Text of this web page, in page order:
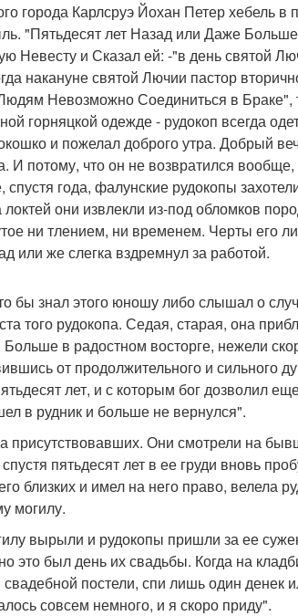
города Карлсруэ Йохан Петер хебель в
"Пятьдесят лет Назад или Даже
и Сказал ей: -"в день святой
накануне святой Лючии пастор
Невозможно Соединиться в Браке",
горняцкой одежде - рудокоп всегда
и пожелал доброго утра. Добрый
И потому, что он не возвратился
спустя года, фалунские рудокопы
локтей они извлекли из-под обломков
ни тлением, ни временем. Черты его
или же слегка вздремнул за работой.
бы знал этого юношу либо слышал о
того рудокопа. Седая, старая, она
Больше в радостном восторге, нежели
от продолжительного и сильного
лет, и с которым бог дозволил
в рудник и больше не вернулся".
присутствовавших. Они смотрели на
пятьдесят лет в ее груди вновь
близких и имел на него право, велела
могилу.
вырыли и рудокопы пришли за ее
это был день их свадьбы. Когда на
постели, спи лишь один денек
совсем немного, и я скоро приду".